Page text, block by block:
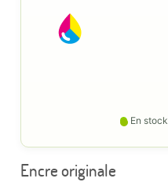
En stock
Encre originale